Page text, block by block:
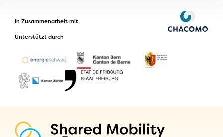
In Zusammenarbeit mit
Unterstützt durch